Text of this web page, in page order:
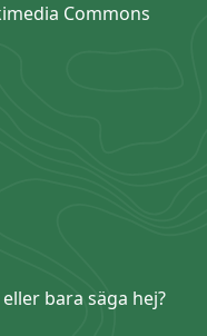
Commons
bara säga hej?